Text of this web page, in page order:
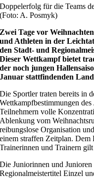
Doppelerfolg für die Teams
(Foto: A. Posmyk)
Zwei Tage vor
und Athleten in der
den Stadt- und
Dieser Wettkampf bietet
der noch jungen
Januar stattfindenden
Die Sportler traten bereits in
Wettkampfbestimmungen
Teilnehmern volle
Ablenkung vom
reibungslose Organisation
einem straffen Zeitplan. Dem
Trainerinnen und Trainern
Die Juniorinnen und
Regionalmeistertitel Einzel